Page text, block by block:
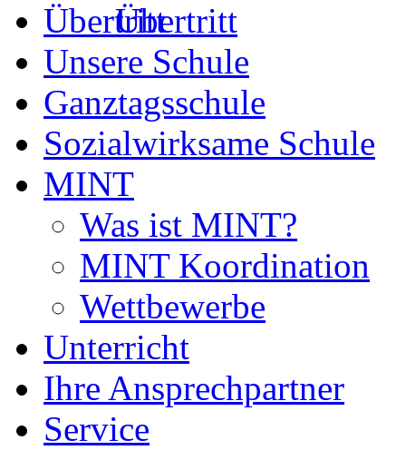
Übertritt
Unsere Schule
Ganztagsschule
Sozialwirksame Schule
MINT
Was ist MINT?
MINT Koordination
Wettbewerbe
Unterricht
Ihre Ansprechpartner
Service